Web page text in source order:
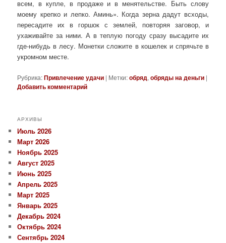
всем, в купле, в продаже и в менятельстве. Быть слову
моему крепко и лепко. Аминь». Когда зерна дадут всходы,
пересадите их в горшок с землей, повторяя заговор, и
ухаживайте за ними. А в теплую погоду сразу высадите их
где-нибудь в лесу. Монетки сложите в кошелек и спрячьте в
укромном месте.
Рубрика:Привлечение удачи | Метки:обряд,обряды на деньги |
Добавить комментарий
АРХИВЫ
Июль 2026
Март 2026
Ноябрь 2025
Август 2025
Июнь 2025
Апрель 2025
Март 2025
Январь 2025
Декабрь 2024
Октябрь 2024
Сентябрь 2024